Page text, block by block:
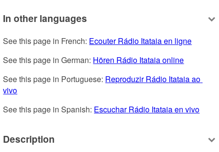
In other languages
See this page in French: Ecouter Rádio Itataia en ligne
See this page in German: Hören Rádio Itataia online
See this page in Portuguese: Reproduzir Rádio Itataia ao
vivo
See this page in Spanish: Escuchar Rádio Itataia en vivo
Description